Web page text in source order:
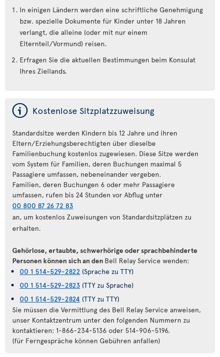
In einigen Ländern werden eine schriftliche Genehmigung
bzw. spezielle Dokumente für Kinder unter 18 Jahren
verlangt, die alleine (oder mit nur einem
Elternteil/Vormund) reisen.
Erfragen Sie die aktuellen Bestimmungen beim Konsulat
Ihres Ziellands.
ý Kostenlose Sitzplatzzuweisung
Standardsitze werden Kindern bis 12 Jahre und ihren
Eltern/Erziehungsberechtigten über dieselbe
Familienbuchung kostenlos zugewiesen. Diese Sitze werden
vom System für Familien, deren Buchungen maximal 5
Passagiere umfassen, nebeneinander vergeben.
Familien, deren Buchungen 6 oder mehr Passagiere
umfassen, rufen bis 24 Stunden vor Abflug unter
00 800 87 26 72 83
an, um kostenlos Zuweisungen von Standardsitzplätzen zu
erhalten.
Gehörlose, ertaubte, schwerhörige oder sprachbehinderte
Personen können sich an den Bell Relay Service wenden:
00 1 514-529-2822 (Sprache zu TTY)
00 1 514-529-2823 (TTY zu Sprache)
00 1 514-529-2824 (TTY zu TTY)
Sie müssen die Vermittlung des Bell Relay Service anweisen,
unser Kontaktzentrum unter den folgenden Nummern zu
kontaktieren: 1-866-234-5136 oder 514-906-5196.
(für Ferngespräche können Gebühren anfallen)